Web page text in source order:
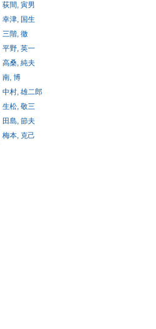
荻間, 寅男
幸津, 国生
三階, 徹
平野, 英一
高桑, 純夫
南, 博
中村, 雄二郎
生松, 敬三
田島, 節夫
梅本, 克己